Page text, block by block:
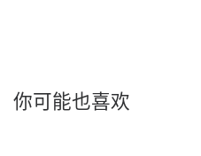
你可能也喜欢